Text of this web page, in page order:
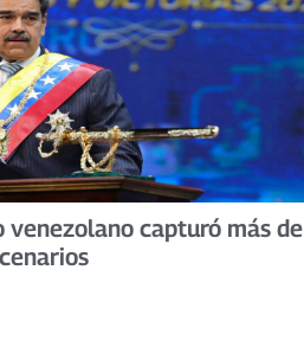
venezolano capturó más de